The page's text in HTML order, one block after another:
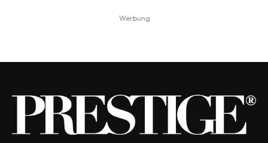
Werbung